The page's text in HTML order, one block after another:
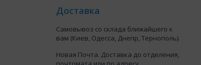
Доставка
Самовывоз со склада ближайшего к
вам (Киев, Одесса, Днепр, Тернополь).
Новая Почта. Доставка до отделения,